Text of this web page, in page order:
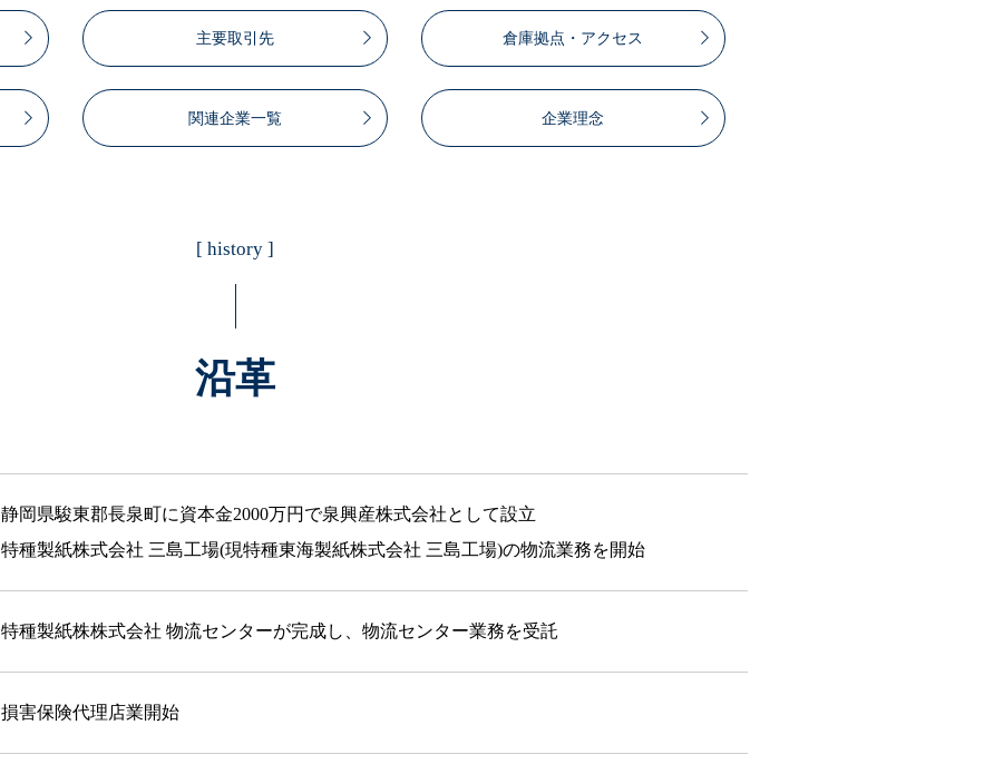
主要取引先 倉庫拠点・アクセス
関連企業一覧 企業理念
[ history ]
沿革
静岡県駿東郡長泉町に資本金2000万円で泉興産株式会社として設立
特種製紙株式会社 三島工場(現特種東海製紙株式会社 三島工場)の物流業務を開始
特種製紙株株式会社 物流センターが完成し、物流センター業務を受託
損害保険代理店業開始